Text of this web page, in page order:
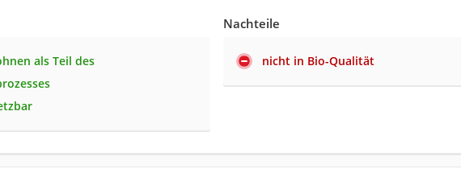
als Teil des
Nachteile
nicht in Bio-Qualität